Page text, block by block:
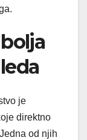
je
direktno
od njih